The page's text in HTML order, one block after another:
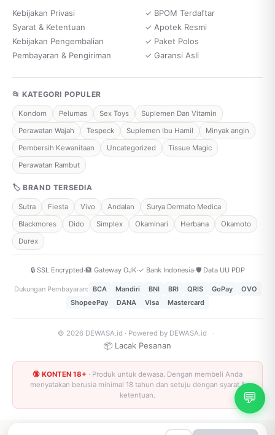
💬
Kebijakan Privasi
Syarat & Ketentuan
Kebijakan Pengembalian
Pembayaran & Pengiriman
✓ BPOM Terdaftar
✓ Apotek Resmi
✓ Paket Polos
✓ Garansi Asli
📂 KATEGORI POPULER
Kondom Pelumas Sex Toys
Suplemen Dan Vitamin
Perawatan Wajah
Tespeck Suplemen Ibu Hamil
Minyak angin
Pembersih Kewanitaan
Uncategorized
Tissue Magic
Perawatan Rambut
🏷 BRAND TERSEDIA
Sutra Fiesta Vivo Andalan
Surya Dermato Medica
Blackmores
Dido Simplex Okaminari Herbana
Okamoto
Durex
🔒 SSL Encrypted·🏦 Gateway OJK·✓ Bank Indonesia·🛡️ Data UU PDP
Dukungan Pembayaran: BCA Mandiri BNI BRI QRIS GoPay
OVO
ShopeePay
DANA Visa Mastercard
© 2026 DEWASA.id · Powered by DEWASA.id ·
📦 Lacak Pesanan
🔞 KONTEN 18+ · Produk untuk dewasa. Dengan membeli Anda
menyatakan berusia minimal 18 tahun dan setuju dengan syarat &
ketentuan.